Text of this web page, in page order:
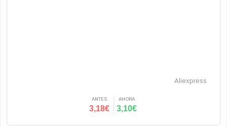
Aliexpress
ANTES
3,18€
AHORA
3,10€